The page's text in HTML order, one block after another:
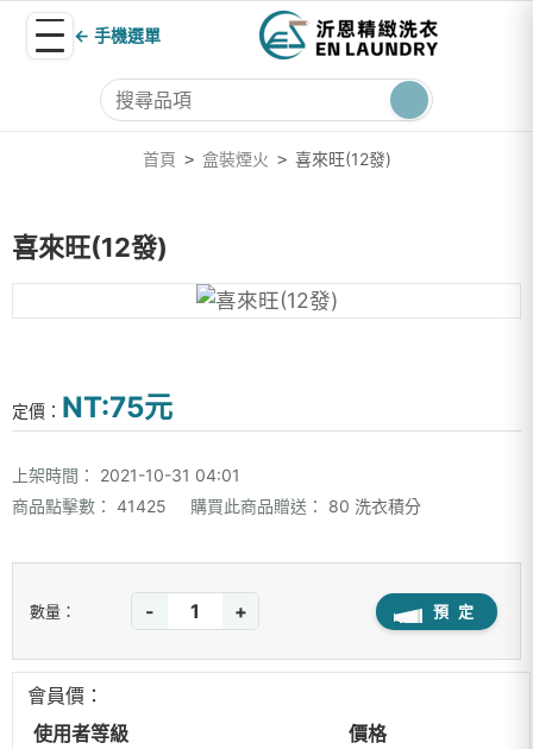
← 手機選單
首頁 > 盒裝煙火 > 喜來旺(12發)
喜來旺(12發)
定價： NT:75元
上架時間：
2021-10-31 04:01
商品點擊數： 41425 購買此商品贈送： 80 洗衣積分
數量： - + 預 定
會員價：
使用者等級
價格